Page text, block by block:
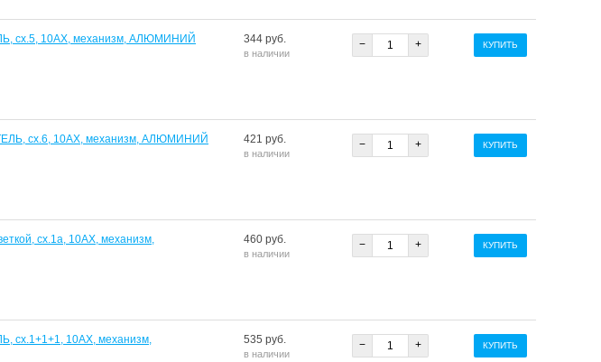
сх.5, 10АХ, механизм, АЛЮМИНИЙ 344 руб.
в наличии
− + КУПИТЬ
сх.6, 10АХ, механизм, АЛЮМИНИЙ 421 руб.
в наличии
− + КУПИТЬ
сх.1а, 10АХ, механизм,
460 руб.
в наличии
− + КУПИТЬ
сх.1+1+1, 10АХ, механизм,
535 руб.
в наличии
− + КУПИТЬ